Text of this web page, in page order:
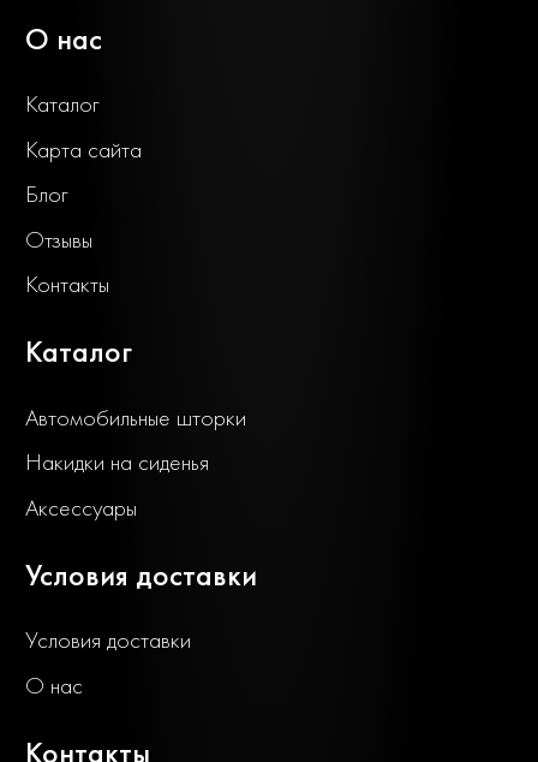
О нас
Каталог
Карта сайта
Блог
Отзывы
Контакты
Каталог
Автомобильные шторки
Накидки на сиденья
Аксессуары
Условия доставки
Условия доставки
О нас
Контакты